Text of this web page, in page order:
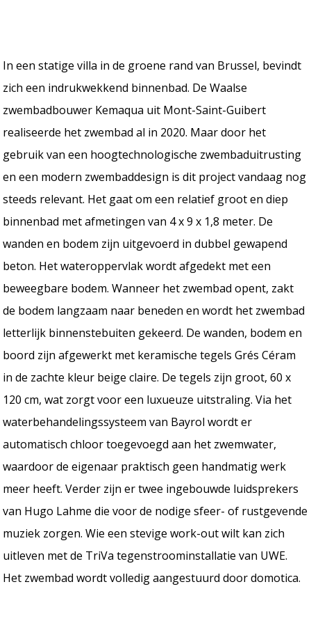
In een statige villa in de groene rand van Brussel, bevindt
zich een indrukwekkend binnenbad. De Waalse
zwembadbouwer Kemaqua uit Mont-Saint-Guibert
realiseerde het zwembad al in 2020. Maar door het
gebruik van een hoogtechnologische zwembaduitrusting
en een modern zwembaddesign is dit project vandaag nog
steeds relevant. Het gaat om een relatief groot en diep
binnenbad met afmetingen van 4 x 9 x 1,8 meter. De
wanden en bodem zijn uitgevoerd in dubbel gewapend
beton. Het wateroppervlak wordt afgedekt met een
beweegbare bodem. Wanneer het zwembad opent, zakt
de bodem langzaam naar beneden en wordt het zwembad
letterlijk binnenstebuiten gekeerd. De wanden, bodem en
boord zijn afgewerkt met keramische tegels Grés Céram
in de zachte kleur beige claire. De tegels zijn groot, 60 x
120 cm, wat zorgt voor een luxueuze uitstraling. Via het
waterbehandelingssysteem van Bayrol wordt er
automatisch chloor toegevoegd aan het zwemwater,
waardoor de eigenaar praktisch geen handmatig werk
meer heeft. Verder zijn er twee ingebouwde luidsprekers
van Hugo Lahme die voor de nodige sfeer- of rustgevende
muziek zorgen. Wie een stevige work-out wilt kan zich
uitleven met de TriVa tegenstroominstallatie van UWE.
Het zwembad wordt volledig aangestuurd door domotica.